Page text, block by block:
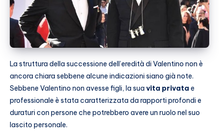
La struttura della successione dell’eredità di Valentino non è
ancora chiara sebbene alcune indicazioni siano già note.
Sebbene Valentino non avesse figli, la sua vita privata e
professionale è stata caratterizzata da rapporti profondi e
duraturi con persone che potrebbero avere un ruolo nel suo
lascito personale.